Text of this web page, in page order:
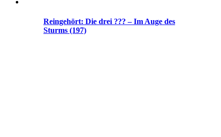
Reingehört: Die drei ??? – Im Auge des
Sturms (197)